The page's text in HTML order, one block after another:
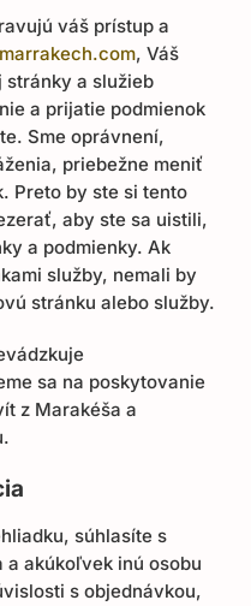
váš prístup a
, Váš
stránky a služieb
a prijatie podmienok
Sme oprávnení,
priebežne meniť
Preto by ste si tento
aby ste sa uistili,
a podmienky. Ak
služby, nemali by
stránku alebo služby.
sa na poskytovanie
z Marakéša a
súhlasíte s
a akúkoľvek inú osobu
s objednávkou,